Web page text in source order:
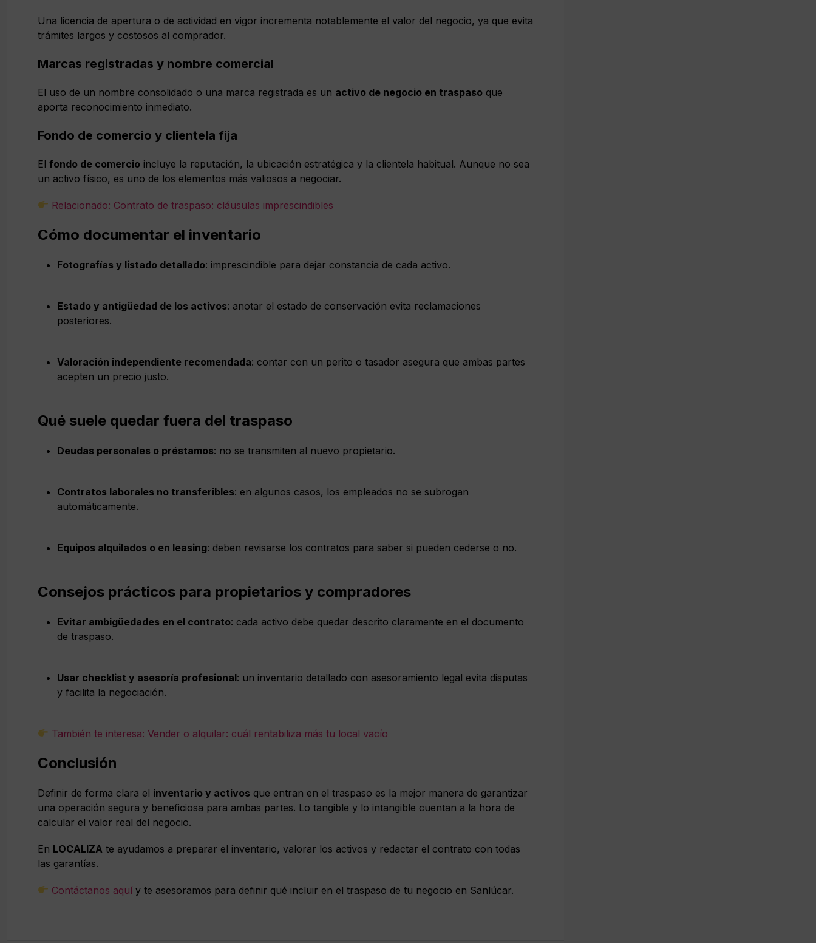
Una licencia de apertura o de actividad en vigor incrementa notablemente el valor del negocio, ya que evita
trámites largos y costosos al comprador.
Marcas registradas y nombre comercial
El uso de un nombre consolidado o una marca registrada es un activo de negocio en traspaso que
aporta reconocimiento inmediato.
Fondo de comercio y clientela fija
El fondo de comercio incluye la reputación, la ubicación estratégica y la clientela habitual. Aunque no sea
un activo físico, es uno de los elementos más valiosos a negociar.
Relacionado: Contrato de traspaso: cláusulas imprescindibles
Cómo documentar el inventario
Fotografías y listado detallado: imprescindible para dejar constancia de cada activo.
Estado y antigüedad de los activos: anotar el estado de conservación evita reclamaciones
posteriores.
Valoración independiente recomendada: contar con un perito o tasador asegura que ambas partes
acepten un precio justo.
Qué suele quedar fuera del traspaso
Deudas personales o préstamos: no se transmiten al nuevo propietario.
Contratos laborales no transferibles: en algunos casos, los empleados no se subrogan
automáticamente.
Equipos alquilados o en leasing: deben revisarse los contratos para saber si pueden cederse o no.
Consejos prácticos para propietarios y compradores
Evitar ambigüedades en el contrato: cada activo debe quedar descrito claramente en el documento
de traspaso.
Usar checklist y asesoría profesional: un inventario detallado con asesoramiento legal evita disputas
y facilita la negociación.
También te interesa: Vender o alquilar: cuál rentabiliza más tu local vacío
Conclusión
Definir de forma clara el inventario y activos que entran en el traspaso es la mejor manera de garantizar
una operación segura y beneficiosa para ambas partes. Lo tangible y lo intangible cuentan a la hora de
calcular el valor real del negocio.
En LOCALIZA te ayudamos a preparar el inventario, valorar los activos y redactar el contrato con todas
las garantías.
Contáctanos aquí y te asesoramos para definir qué incluir en el traspaso de tu negocio en Sanlúcar.